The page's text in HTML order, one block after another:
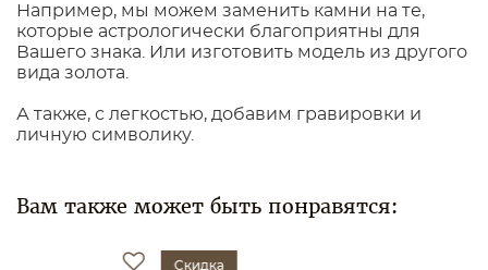
Например, мы можем заменить камни на те,
которые астрологически благоприятны для
Вашего знака. Или изготовить модель из другого
вида золота.
А также, с легкостью, добавим гравировки и
личную символику.
Вам также может быть понравятся: